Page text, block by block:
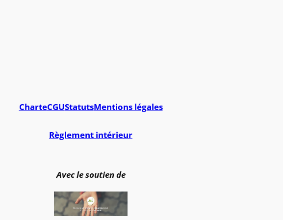
CharteCGUStatutsMentions légales
Règlement intérieur
Avec le soutien de